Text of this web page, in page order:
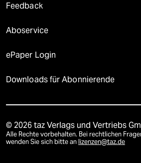
Feedback
Aboservice
ePaper Login
Downloads für Abonnierende
© 2026 taz Verlags und Vertriebs
Alle Rechte vorbehalten. Bei rechtlichen
wenden Sie sich bitte an lizenzen@taz.de